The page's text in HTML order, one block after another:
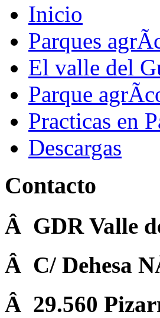
Inicio
Parques
El valle del
Parque
Practicas en
Descargas
Contacto
Â GDR Valle
Â C/ Dehesa
Â 29.560